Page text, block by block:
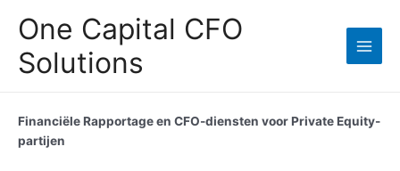
naar
inhoud
One Capital CFO
Solutions
Main
Financiële Rapportage en CFO-diensten voor Private Equity-
partijen